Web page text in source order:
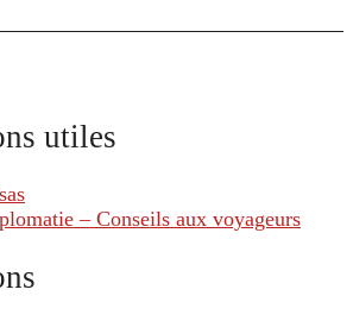
utiles
– Conseils aux voyageurs